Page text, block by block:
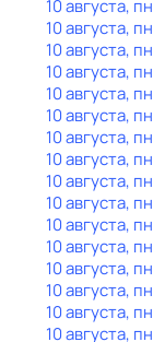
10 августа, пн
10 августа, пн
10 августа, пн
10 августа, пн
10 августа, пн
10 августа, пн
10 августа, пн
10 августа, пн
10 августа, пн
10 августа, пн
10 августа, пн
10 августа, пн
10 августа, пн
10 августа, пн
10 августа, пн
10 августа, пн